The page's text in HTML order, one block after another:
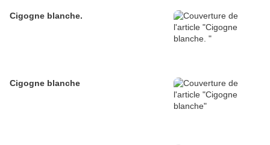
Cigogne blanche.
Cigogne blanche